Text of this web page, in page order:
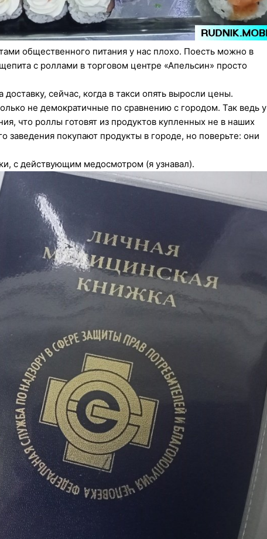
общественного питания у нас плохо. Поесть можно в
с роллами в торговом центре «Апельсин» просто
сейчас, когда в такси опять выросли цены.
не демократичные по сравнению с городом. Так ведь у
что роллы готовят из продуктов купленных не в наших
заведения покупают продукты в городе, но поверьте: они
с действующим медосмотром (я узнавал).